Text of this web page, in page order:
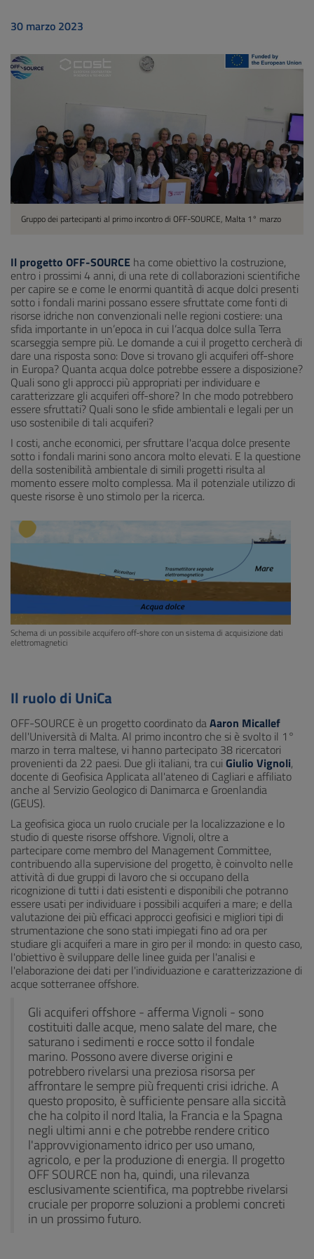
30 marzo 2023
Gruppo dei partecipanti al primo incontro di OFF-SOURCE, Malta 1° marzo
Il progetto OFF-SOURCE ha come obiettivo la costruzione,
entro i prossimi 4 anni, di una rete di collaborazioni scientifiche
per capire se e come le enormi quantità di acque dolci presenti
sotto i fondali marini possano essere sfruttate come fonti di
risorse idriche non convenzionali nelle regioni costiere: una
sfida importante in un’epoca in cui l’acqua dolce sulla Terra
scarseggia sempre più. Le domande a cui il progetto cercherà di
dare una risposta sono: Dove si trovano gli acquiferi off-shore
in Europa? Quanta acqua dolce potrebbe essere a disposizione?
Quali sono gli approcci più appropriati per individuare e
caratterizzare gli acquiferi off-shore? In che modo potrebbero
essere sfruttati? Quali sono le sfide ambientali e legali per un
uso sostenibile di tali acquiferi?
I costi, anche economici, per sfruttare l'acqua dolce presente
sotto i fondali marini sono ancora molto elevati. E la questione
della sostenibilità ambientale di simili progetti risulta al
momento essere molto complessa. Ma il potenziale utilizzo di
queste risorse è uno stimolo per la ricerca.
Schema di un possibile acquifero off-shore con un sistema di acquisizione dati
elettromagnetici
Il ruolo di UniCa
OFF-SOURCE è un progetto coordinato daAaron Micallef
dell'Università di Malta. Al primo incontro che si è svolto il 1°
marzo in terra maltese, vi hanno partecipato 38 ricercatori
provenienti da 22 paesi. Due gli italiani, tra cui Giulio Vignoli,
docente di Geofisica Applicata all'ateneo di Cagliari e affiliato
anche al Servizio Geologico di Danimarca e Groenlandia
(GEUS).
La geofisica gioca un ruolo cruciale per la localizzazione e lo
studio di queste risorse offshore. Vignoli, oltre a
partecipare come membro del Management Committee,
contribuendo alla supervisione del progetto, è coinvolto nelle
attività di due gruppi di lavoro che si occupano della
ricognizione di tutti i dati esistenti e disponibili che potranno
essere usati per individuare i possibili acquiferi a mare; e della
valutazione dei più efficaci approcci geofisici e migliori tipi di
strumentazione che sono stati impiegati fino ad ora per
studiare gli acquiferi a mare in giro per il mondo: in questo caso,
l'obiettivo è sviluppare delle linee guida per l'analisi e
l'elaborazione dei dati per l'individuazione e caratterizzazione di
acque sotterranee offshore.
Gli acquiferi offshore - afferma Vignoli - sono
costituiti dalle acque, meno salate del mare, che
saturano i sedimenti e rocce sotto il fondale
marino. Possono avere diverse origini e
potrebbero rivelarsi una preziosa risorsa per
affrontare le sempre più frequenti crisi idriche. A
questo proposito, è sufficiente pensare alla siccità
che ha colpito il nord Italia, la Francia e la Spagna
negli ultimi anni e che potrebbe rendere critico
l'approvvigionamento idrico per uso umano,
agricolo, e per la produzione di energia. Il progetto
OFF SOURCE non ha, quindi, una rilevanza
esclusivamente scientifica, ma poptrebbe rivelarsi
cruciale per proporre soluzioni a problemi concreti
in un prossimo futuro.